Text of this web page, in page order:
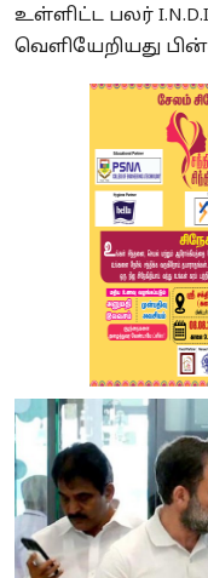
உள்ளிட்ட பலர்
வெளியேறியது